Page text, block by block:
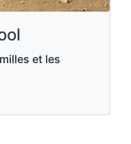
et les